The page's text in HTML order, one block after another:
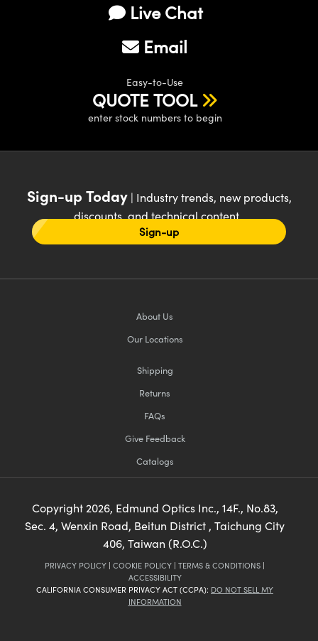
Live Chat
Email
Easy-to-Use
QUOTE TOOL
enter stock numbers to begin
Sign-up Today| Industry trends, new products,
discounts, and technical content
Sign-up
About Us
Our Locations
Shipping
Returns
FAQs
Give Feedback
Catalogs
Copyright2026, Edmund Optics Inc., 14F., No.83,
Sec. 4, Wenxin Road, Beitun District , Taichung City
406, Taiwan (R.O.C.)
PRIVACY POLICY | COOKIE POLICY | TERMS & CONDITIONS |
ACCESSIBILITY
CALIFORNIA CONSUMER PRIVACY ACT (CCPA): DO NOT SELL MY
INFORMATION